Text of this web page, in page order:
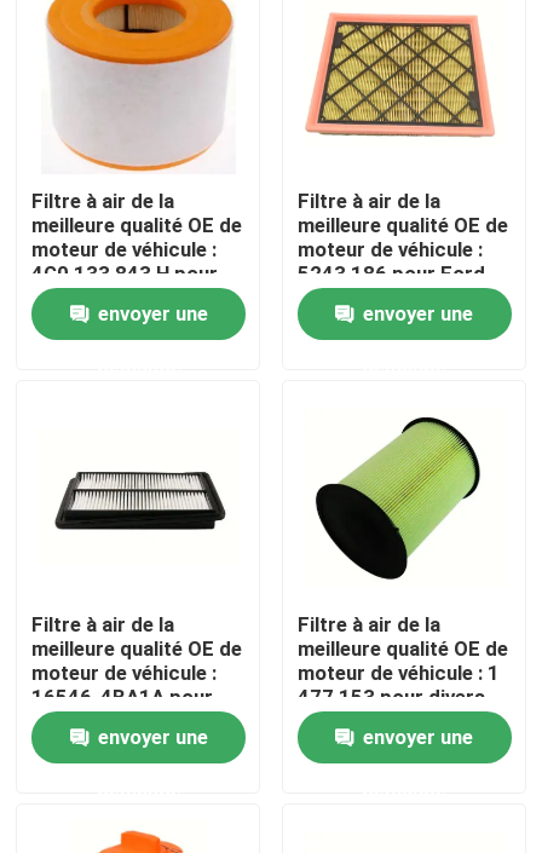
Maison
Produits
Vidéos
Visite d'usine
Contactez-nous
Nouvelles
Filtre à air de la
meilleure qualité OE de
moteur de véhicule :
4G0 133 843 H pour
Audi A6 avec 2.0L
Turbo (12-19)
envoyer une
Filtre à air de la
meilleure qualité OE de
moteur de véhicule :
5243 186 pour Ford
Edge, fusion, Lincoln
MKZ
envoyer une
Filtre à air de la
meilleure qualité OE de
moteur de véhicule :
16546-4BA1A pour
Nissan Rogue, Qashqai
(14-19) Description
de produit
envoyer une
Filtre à air de la
meilleure qualité OE de
moteur de véhicule : 1
477 153 pour divers
Ford, Lincoln MKC
(07-22) Description
de produit
envoyer une